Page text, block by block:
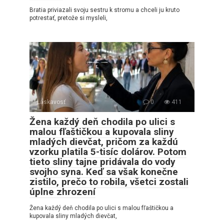
Bratia priviazali svoju sestru k stromu a chceli ju kruto
potrestať, pretože si mysleli,
Láskavosť 0 411
Žena každý deň chodila po ulici s
malou fľaštičkou a kupovala sliny
mladých dievčat, pričom za každú
vzorku platila 5-tisíc dolárov. Potom
tieto sliny tajne pridávala do vody
svojho syna. Keď sa však konečne
zistilo, prečo to robila, všetci zostali
úplne zhrození
Žena každý deň chodila po ulici s malou fľaštičkou a
kupovala sliny mladých dievčat,